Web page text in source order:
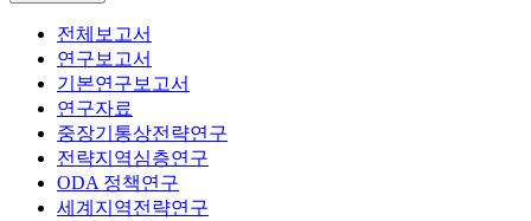
전체보고서
연구보고서
기본연구보고서
연구자료
중장기통상전략연구
전략지역심층연구
ODA 정책연구
세계지역전략연구